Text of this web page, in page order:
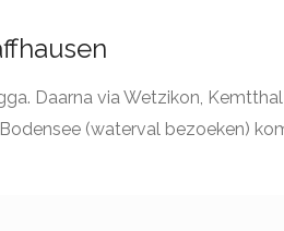
Daarna via Wetzikon,
(waterval bezoeken)